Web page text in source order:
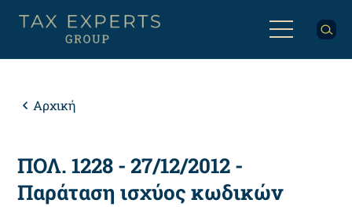
προς
κυρίως
Breadcrumb
Αρχική
ΠΟΛ. 1228 - 27/12/2012 -
Παράταση ισχύος κωδικών